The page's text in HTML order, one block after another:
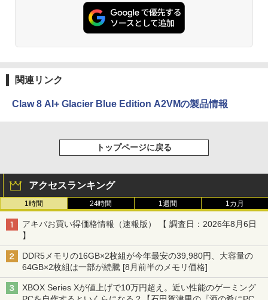
関連リンク
Claw 8 AI+ Glacier Blue Edition A2VMの製品情報
トップページに戻る
アクセスランキング
1時間 24時間 1週間 1カ月
アキバお買い得価格情報（速報版） 【 調査日：2026年8月6日
】
DDR5メモリの16GB×2枚組が今年最安の39,980円、大容量の
64GB×2枚組は一部が続騰 [8月前半のメモリ価格]
XBOX Series Xが値上げで10万円超え。近い性能のゲーミング